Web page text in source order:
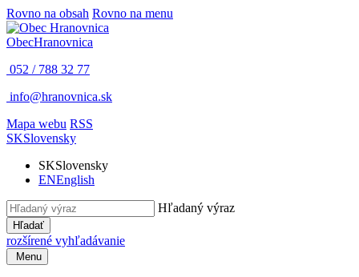
Rovno na obsah Rovno na menu
ObecHranovnica
052 / 788 32 77
info@hranovnica.sk
Mapa webu RSS
SKSlovensky
SKSlovensky
ENEnglish
Hľadaný výraz
Hľadať
rozšírené vyhľadávanie
Menu